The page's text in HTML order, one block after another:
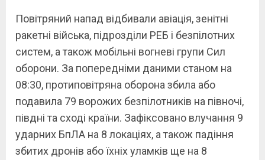
Повітряний напад відбивали авіація, зенітні
ракетні війська, підрозділи РЕБ і безпілотних
систем, а також мобільні вогневі групи Сил
оборони. За попередніми даними станом на
08:30, протиповітряна оборона збила або
подавила 79 ворожих безпілотників на півночі,
півдні та сході країни. Зафіксовано влучання 9
ударних БпЛА на 8 локаціях, а також падіння
збитих дронів або їхніх уламків ще на 8